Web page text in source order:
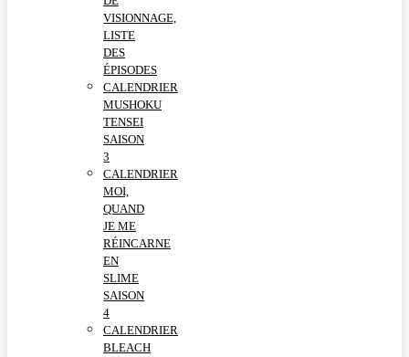
VISIONNAGE,
LISTE
DES
ÉPISODES
CALENDRIER
MUSHOKU
TENSEI
SAISON
3
CALENDRIER
MOI,
QUAND
JE ME
RÉINCARNE
EN
SLIME
SAISON
4
CALENDRIER
BLEACH